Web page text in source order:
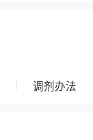
调剂办法